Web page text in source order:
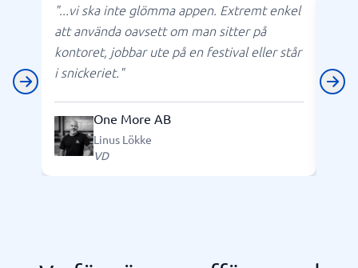
"...vi ska inte glömma appen. Extremt enkel
att använda oavsett om man sitter på
kontoret, jobbar ute på en festival eller står
i snickeriet."
One More AB
Linus Lökke
VD